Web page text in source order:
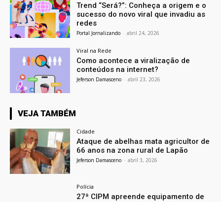
Trend “Será?”: Conheça a origem e o
sucesso do novo viral que invadiu as
redes
Portal Jornalizando - abril 24, 2026
Viral na Rede
Como acontece a viralização de
conteúdos na internet?
Jeferson Damasceno - abril 23, 2026
VEJA TAMBÉM
Cidade
Ataque de abelhas mata agricultor de
66 anos na zona rural de Lapão
Jeferson Damasceno - abril 3, 2026
Polícia
27ª CIPM apreende equipamento de